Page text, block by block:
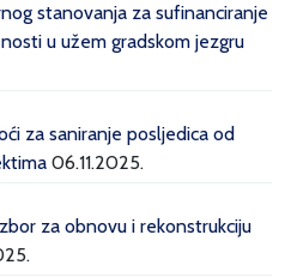
stanovanja za sufinanciranje
u užem gradskom jezgru
za saniranje posljedica od
06.11.2025.
za obnovu i rekonstrukciju